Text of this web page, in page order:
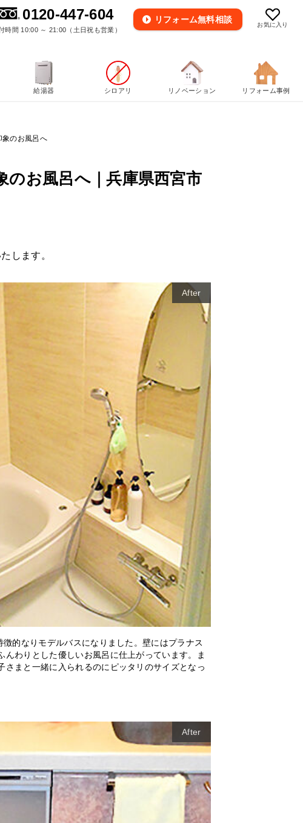
お気に入り
0120-447-604
時間 10:00 ～ 21:00（土日祝も営業）
リフォーム無料相談
象のお風呂へ
お風呂へ｜兵庫県西宮市
します。
After
徴的なりモデルバスになりました。壁にはプラナス
んわりとした優しいお風呂に仕上がっています。ま
さまと一緒に入られるのにピッタリのサイズとなっ
After
給湯器 シロアリ リノベーション リフォーム事例